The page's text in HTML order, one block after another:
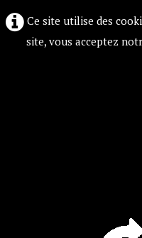
Ce site utilise des
site, vous acceptez